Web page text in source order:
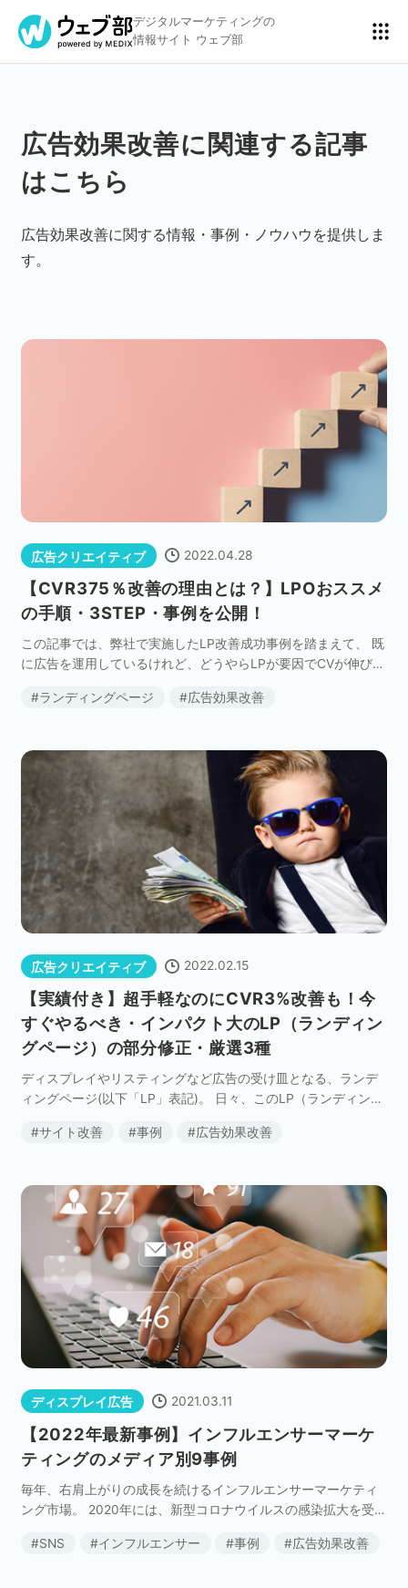
デジタルマーケティングの
情報サイト ウェブ部
リスティング広告 BtoBマーケティング
フィード広告
SEO
Google Cloud／BI
実績・事例
セミナー
株式会社メディックス
プライバシーポリシー
広告効果改善に関連する記事
はこちら
広告効果改善に関する情報・事例・ノウハウを提供しま
す。
広告クリエイティブ 2022.04.28
【CVR375％改善の理由とは？】LPOおススメ
の手順・3STEP・事例を公開！
この記事では、弊社で実施したLP改善成功事例を踏まえて、 既
に広告を運用しているけれど、どうやらLPが要因でCVが伸び悩
いいかわからない といった方々に向けて […]
ランディングページ 広告効果改善
広告クリエイティブ 2022.02.15
【実績付き】超手軽なのにCVR3%改善も！今
すぐやるべき・インパクト大のLP（ランディン
グページ）の部分修正・厳選3種
ディスプレイやリスティングなど広告の受け皿となる、ランデ
ィングページ(以下「LP」表記)。 日々、このLP（ランディング
談をいただくことがあります。 「LP全体をリ […]
サイト改善 事例 広告効果改善
ディスプレイ広告 2021.03.11
【2022年最新事例】インフルエンサーマーケ
ティングのメディア別9事例
毎年、右肩上がりの成長を続けるインフルエンサーマーケティ
ング市場。 2020年には、新型コロナウイルスの感染拡大を受
ンサーマーケティングの市場規模は317億円想定（ […]
SNS インフルエンサー 事例 広告効果改善